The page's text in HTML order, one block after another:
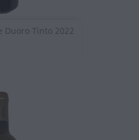
Duoro Tinto 2022